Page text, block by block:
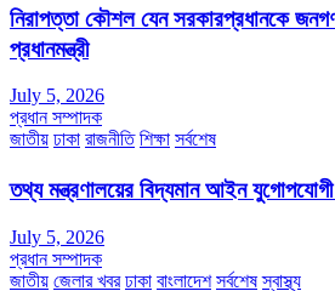
নিরাপত্তা কৌশল যেন সরকারপ্রধানকে
প্রধানমন্ত্রী
July 5, 2026
প্রধান সম্পাদক
জাতীয় ঢাকা রাজনীতি শিক্ষা সর্বশেষ
তথ্য মন্ত্রণালয়ের বিদ্যমান আইন যুগোপযোগী
July 5, 2026
প্রধান সম্পাদক
জাতীয় জেলার খবর ঢাকা বাংলাদেশ সর্বশেষ স্বাস্থ্য